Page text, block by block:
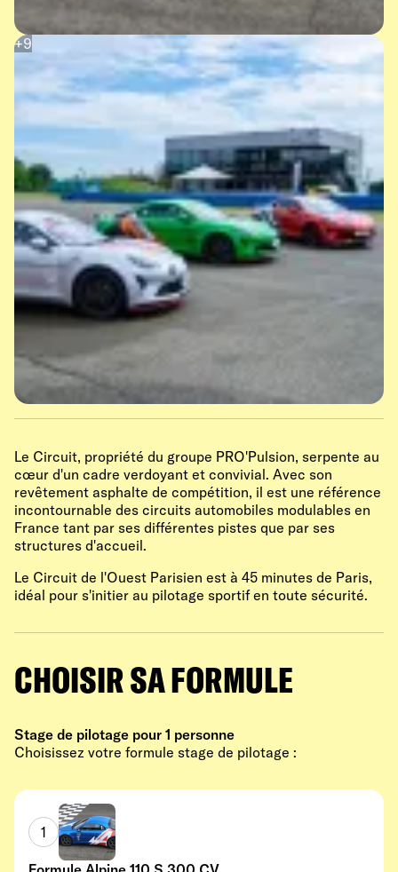
Le Circuit, propriété du groupe PRO'Pulsion, serpente au
cœur d'un cadre verdoyant et convivial. Avec son
revêtement asphalte de compétition, il est une référence
incontournable des circuits automobiles modulables en
France tant par ses différentes pistes que par ses
structures d'accueil.
Le Circuit de l'Ouest Parisien est à 45 minutes de Paris,
idéal pour s'initier au pilotage sportif en toute sécurité.
CHOISIR SA FORMULE
Stage de pilotage pour 1 personne
Choisissez votre formule stage de pilotage :
1